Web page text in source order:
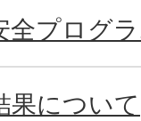
全プログ
果について